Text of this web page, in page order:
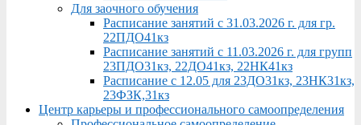
Для заочного обучения
Расписание занятий с 31.03.2026 г. для гр.
22ПДО41кз
Расписание занятий с 11.03.2026 г. для групп
23ПДО31кз, 22ДО41кз, 22НК41кз
Расписание с 12.05 для 23ДО31кз, 23НК31кз,
23ФЗК,31кз
Центр карьеры и профессионального самоопределения